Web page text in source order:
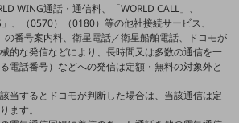
WING通話・通信料、「WORLD CALL」、
」、（0570）（0180）等の他社接続サービス、
の番号案内料、衛星電話／衛星船舶電話、ドコモが
的な発信などにより、長時間又は多数の通信を一
電話番号）などへの発信は定額・無料の対象外と
当するとドコモが判断した場合は、当該通信は定
ます。